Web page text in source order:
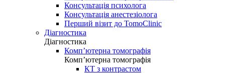
Консультація психолога
Консультація анестезіолога
Перший візит до TomoClinic
Діагностика
Діагностика
Комп’ютерна томографія
Комп’ютерна томографія
КТ з контрастом